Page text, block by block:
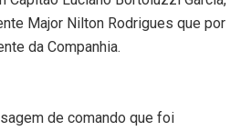
Major Nilton Rodrigues que por
da Companhia.
de comando que foi